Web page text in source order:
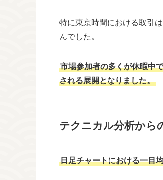
特に東京時間における取引
んでした。
市場参加者の多くが休暇中
される展開となりました。
テクニカル分析から
日足チャートにおける一目